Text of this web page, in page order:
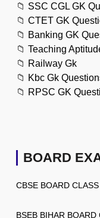
📁 SSC CGL GK
📁 CTET GK
📁 Banking GK
📁 Teaching
📁 Railway Gk
📁 Kbc Gk
📁 RPSC GK
BOARD
CBSE BOARD
BSEB BIHAR